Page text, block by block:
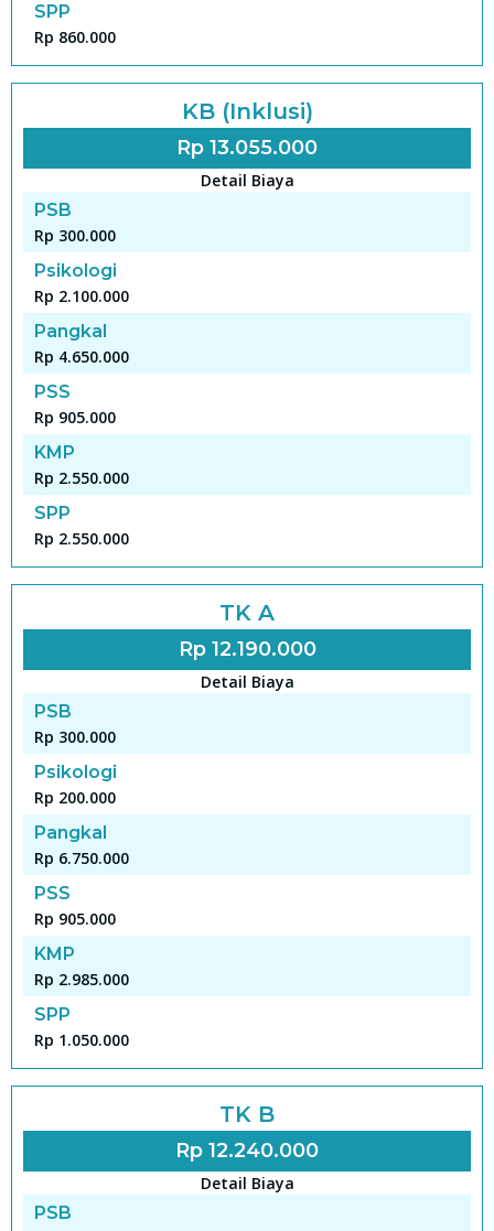
SPP
Rp 860.000
KB (Inklusi)
Rp 13.055.000
Detail Biaya
PSB
Rp 300.000
Psikologi
Rp 2.100.000
Pangkal
Rp 4.650.000
PSS
Rp 905.000
KMP
Rp 2.550.000
SPP
Rp 2.550.000
TK A
Rp 12.190.000
Detail Biaya
PSB
Rp 300.000
Psikologi
Rp 200.000
Pangkal
Rp 6.750.000
PSS
Rp 905.000
KMP
Rp 2.985.000
SPP
Rp 1.050.000
TK B
Rp 12.240.000
Detail Biaya
PSB